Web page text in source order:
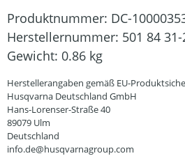
Produktnummer: DC-
Herstellernummer: 501 84
Gewicht: 0.86 kg
Herstellerangaben gemäß EU-
Husqvarna Deutschland GmbH
Hans-Lorenser-Straße 40
89079 Ulm
Deutschland
info.de@husqvarnagroup.com